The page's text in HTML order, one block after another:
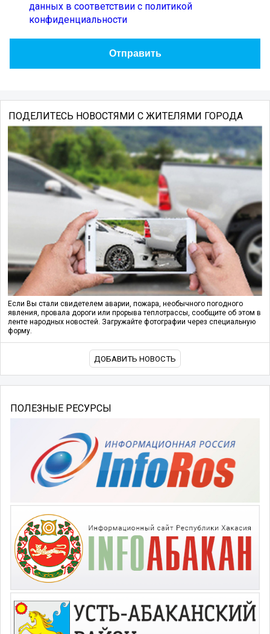
данных в соответствии с политикой
конфиденциальности
ПОДЕЛИТЕСЬ НОВОСТЯМИ С ЖИТЕЛЯМИ ГОРОДА
Если Вы стали свидетелем аварии, пожара, необычного погодного
явления, провала дороги или прорыва теплотрассы, сообщите об этом в
ленте народных новостей. Загружайте фотографии через специальную
форму.
ДОБАВИТЬ НОВОСТЬ
ПОЛЕЗНЫЕ РЕСУРСЫ